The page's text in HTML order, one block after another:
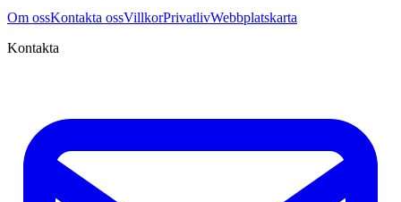
Om ossKontakta ossVillkorPrivatlivWebbplatskarta
Kontakta